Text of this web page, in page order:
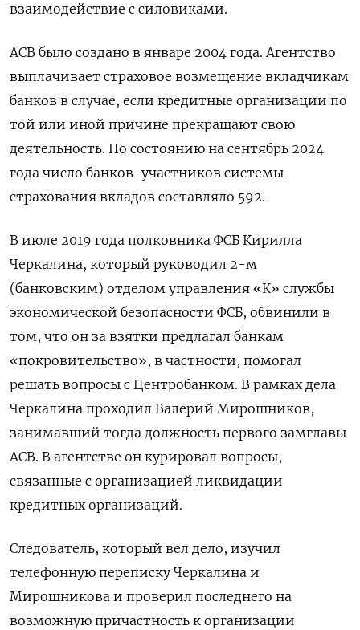
взаимодействие с силовиками.
АСВ было создано в январе 2004 года. Агентство
выплачивает страховое возмещение вкладчикам
банков в случае, если кредитные организации по
той или иной причине прекращают свою
деятельность. По состоянию на сентябрь 2024
года число банков-участников системы
страхования вкладов составляло 592.
В июле 2019 года полковника ФСБ Кирилла
Черкалина, который руководил 2-м
(банковским) отделом управления «К» службы
экономической безопасности ФСБ, обвинили в
том, что он за взятки предлагал банкам
«покровительство», в частности, помогал
решать вопросы с Центробанком. В рамках дела
Черкалина проходил Валерий Мирошников,
занимавший тогда должность первого замглавы
АСВ. В агентстве он курировал вопросы,
связанные с организацией ликвидации
кредитных организаций.
Следователь, который вел дело, изучил
телефонную переписку Черкалина и
Мирошникова и проверил последнего на
возможную причастность к организации